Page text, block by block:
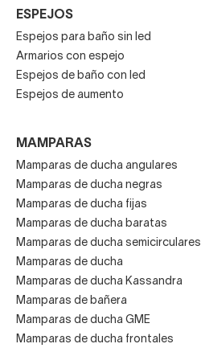
ESPEJOS
Espejos para baño sin led
Armarios con espejo
Espejos de baño con led
Espejos de aumento
MAMPARAS
Mamparas de ducha angulares
Mamparas de ducha negras
Mamparas de ducha fijas
Mamparas de ducha baratas
Mamparas de ducha semicirculares
Mamparas de ducha
Mamparas de ducha Kassandra
Mamparas de bañera
Mamparas de ducha GME
Mamparas de ducha frontales